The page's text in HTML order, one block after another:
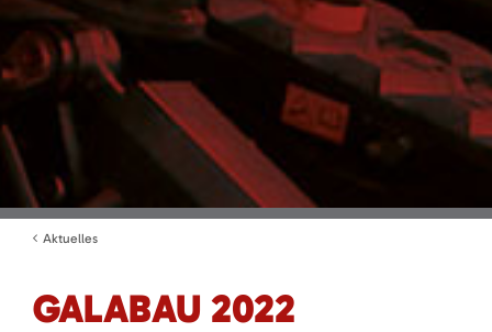
Aktuelles
GALABAU 2022